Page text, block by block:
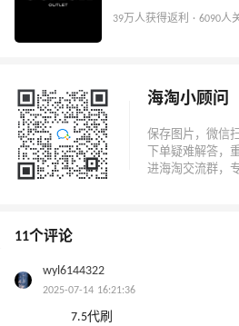
39万人获得返利 · 6090人
海淘小顾问
11个评论
wyl6144322
2025-07-14 16:21:36
7.5代刷